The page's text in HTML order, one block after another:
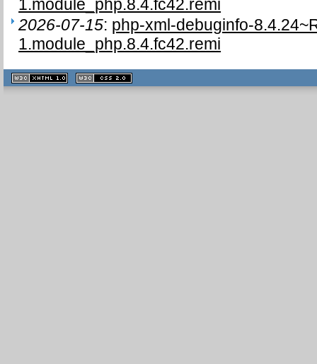
1.module_php.8.4.fc42.remi
2026-07-15: php-xml-debuginfo-
1.module_php.8.4.fc42.remi
XHTML
1.1 valide
2.0 valide